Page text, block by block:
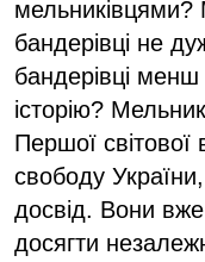
мельниківцями?
бандерівці не
бандерівці менш
історію?
Першої світової
свободу
досвід. Вони
досягти